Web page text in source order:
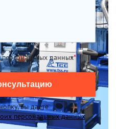
персональных данных*
вы даете
персональных данных